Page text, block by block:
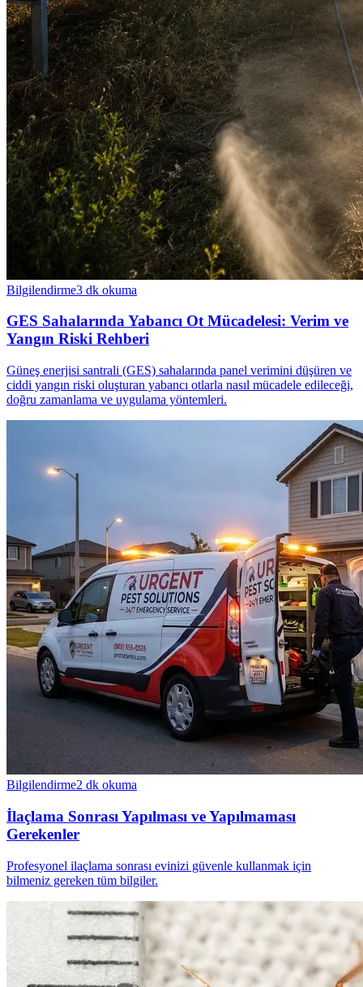
Bilgilendirme3 dk okuma
GES Sahalarında Yabancı Ot Mücadelesi: Verim ve
Yangın Riski Rehberi
Güneş enerjisi santrali (GES) sahalarında panel verimini düşüren ve
ciddi yangın riski oluşturan yabancı otlarla nasıl mücadele edileceği,
doğru zamanlama ve uygulama yöntemleri.
Bilgilendirme2 dk okuma
İlaçlama Sonrası Yapılması ve Yapılmaması
Gerekenler
Profesyonel ilaçlama sonrası evinizi güvenle kullanmak için
bilmeniz gereken tüm bilgiler.